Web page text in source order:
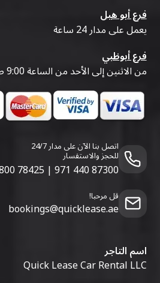
فرع أبو هيل
يعمل على مدار 24 ساعة
فرع أبوظبي
من الاثنين إلى الأحد من الساعة 9:00 صباحًا حتى 07:00 مساءً
اتصل بنا الآن على مدار 24/7
للحجز والاستفسار
78425 | 971 440 87300
قل مرحبا!
bookings@quicklease.ae
اسم التاجر
Quick Lease Car Rental LLC